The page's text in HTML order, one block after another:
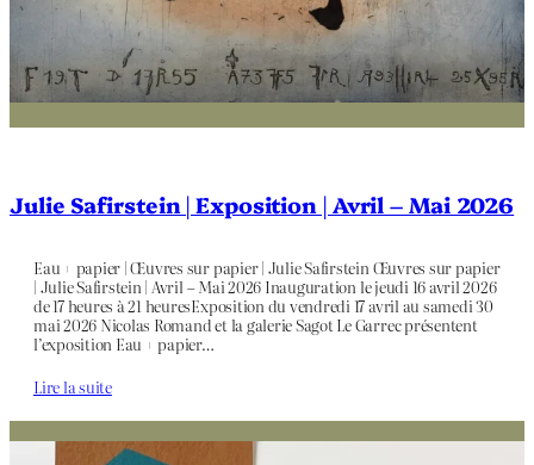
Julie Safirstein | Exposition | Avril – Mai 2026
Eau + papier | Œuvres sur papier | Julie Safirstein Œuvres sur papier
| Julie Safirstein | Avril – Mai 2026 Inauguration le jeudi 16 avril 2026
de 17 heures à 21 heuresExposition du vendredi 17 avril au samedi 30
mai 2026 Nicolas Romand et la galerie Sagot Le Garrec présentent
l’exposition Eau + papier…
Lire la suite